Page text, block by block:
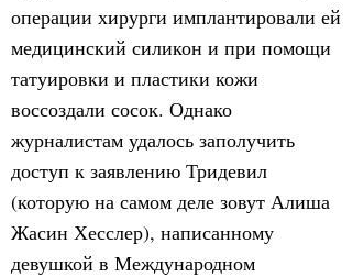
операции хирурги имплантировали ей
медицинский силикон и при помощи
татуировки и пластики кожи
воссоздали сосок. Однако
журналистам удалось заполучить
доступ к заявлению Тридевил
(которую на самом деле зовут Алиша
Жасин Хесслер), написанному
девушкой в Международном